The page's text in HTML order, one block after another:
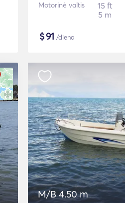
Motorinė valtis
15 ft
5 m
$91 /diena
M/B 4.50 m